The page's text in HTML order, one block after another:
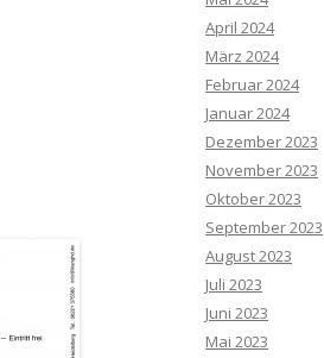
April 2024
März 2024
Februar 2024
Januar 2024
Dezember 2023
November 2023
Oktober 2023
September 2023
August 2023
Juli 2023
Juni 2023
Mai 2023